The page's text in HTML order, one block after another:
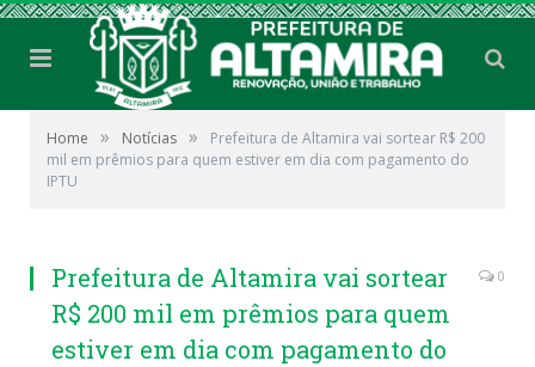
Home » Notícias »
Prefeitura de Altamira vai sortear R$ 200
mil em prêmios para quem estiver em dia com pagamento do
IPTU
Prefeitura de Altamira vai sortear
R$ 200 mil em prêmios para quem
estiver em dia com pagamento do
0